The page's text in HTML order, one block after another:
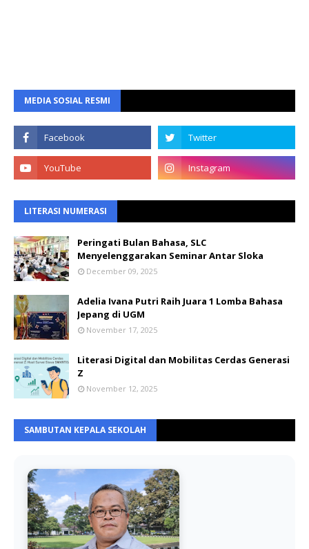
MEDIA SOSIAL RESMI
LITERASI NUMERASI
Peringati Bulan Bahasa, SLC
Menyelenggarakan Seminar Antar Sloka
December 09, 2025
Adelia Ivana Putri Raih Juara 1 Lomba Bahasa
Jepang di UGM
November 17, 2025
Literasi Digital dan Mobilitas Cerdas Generasi
Z
November 12, 2025
SAMBUTAN KEPALA SEKOLAH